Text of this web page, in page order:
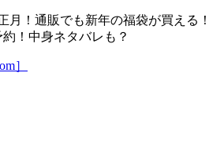
月！通販でも新年の福袋が買える！
！中身ネタバレも？
］